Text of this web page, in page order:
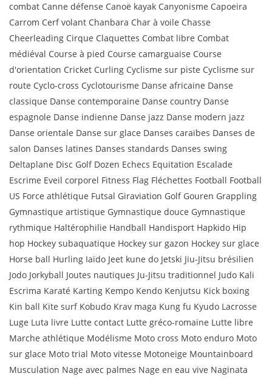
combat Canne défense Canoë kayak Canyonisme Capoeira
Carrom Cerf volant Chanbara Char à voile Chasse
Cheerleading Cirque Claquettes Combat libre Combat
médiéval Course à pied Course camarguaise Course
d'orientation Cricket Curling Cyclisme sur piste Cyclisme sur
route Cyclo-cross Cyclotourisme Danse africaine Danse
classique Danse contemporaine Danse country Danse
espagnole Danse indienne Danse jazz Danse modern jazz
Danse orientale Danse sur glace Danses caraïbes Danses de
salon Danses latines Danses standards Danses swing
Deltaplane Disc Golf Dozen Echecs Equitation Escalade
Escrime Eveil corporel Fitness Flag Fléchettes Football Football
US Force athlétique Futsal Giraviation Golf Gouren Grappling
Gymnastique artistique Gymnastique douce Gymnastique
rythmique Haltérophilie Handball Handisport Hapkido Hip
hop Hockey subaquatique Hockey sur gazon Hockey sur glace
Horse ball Hurling Iaïdo Jeet kune do Jetski Jiu-Jitsu brésilien
Jodo Jorkyball Joutes nautiques Ju-Jitsu traditionnel Judo Kali
Escrima Karaté Karting Kempo Kendo Kenjutsu Kick boxing
Kin ball Kite surf Kobudo Krav maga Kung fu Kyudo Lacrosse
Luge Luta livre Lutte contact Lutte gréco-romaine Lutte libre
Marche athlétique Modélisme Moto cross Moto enduro Moto
sur glace Moto trial Moto vitesse Motoneige Mountainboard
Musculation Nage avec palmes Nage en eau vive Naginata